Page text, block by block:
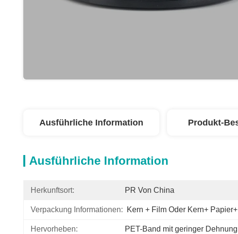
Ausführliche Information Produkt-
Ausführliche Information
Herkunftsort: PR Von China
Verpackung Informationen: Kern + Film Oder Kern+
Hervorheben: PET-Band mit geringer Dehnung